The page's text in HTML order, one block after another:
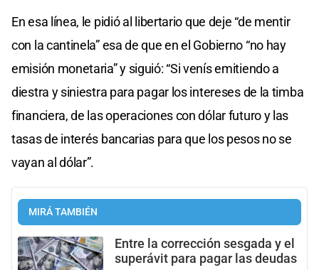
En esa línea, le pidió al libertario que deje “de mentir
con la cantinela” esa de que en el Gobierno “no hay
emisión monetaria” y siguió: “Si venís emitiendo a
diestra y siniestra para pagar los intereses de la timba
financiera, de las operaciones con dólar futuro y las
tasas de interés bancarias para que los pesos no se
vayan al dólar”.
MIRÁ TAMBIÉN
Entre la corrección sesgada y el
superávit para pagar las deudas